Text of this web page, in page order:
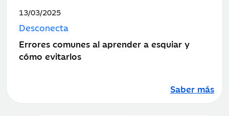
Fecha
publicación:
13/03/2025
Desconecta
Errores comunes al aprender a esquiar y
cómo evitarlos
Saber más